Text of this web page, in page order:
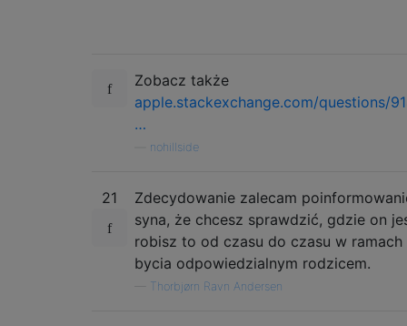
Zobacz także
apple.stackexchange.com/questions/
…
nohillside
21
Zdecydowanie zalecam
syna, że ​​chcesz sprawdzić, gdzie on
robisz to od czasu do czasu w ramach
bycia odpowiedzialnym rodzicem.
Thorbjørn Ravn Andersen